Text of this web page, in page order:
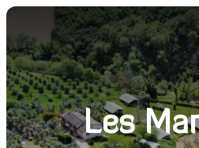
Les